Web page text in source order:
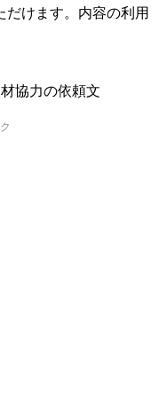
けます。内容の利用
協力の依頼文